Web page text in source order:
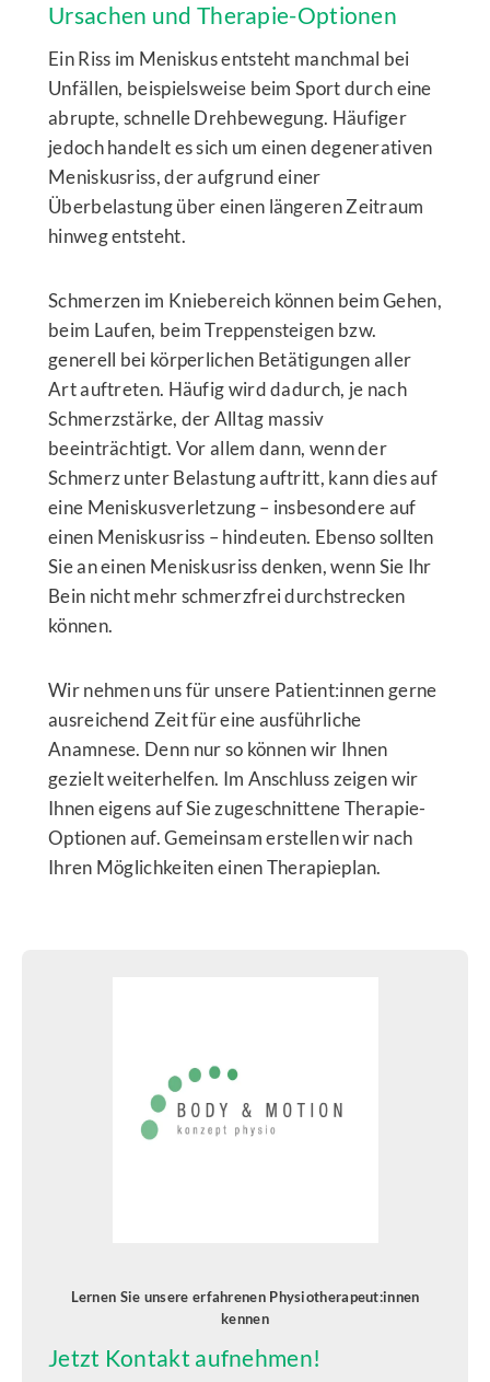
Ursachen und Therapie-Optionen
Ein Riss im Meniskus entsteht manchmal bei
Unfällen, beispielsweise beim Sport durch eine
abrupte, schnelle Drehbewegung. Häufiger
jedoch handelt es sich um einen degenerativen
Meniskusriss, der aufgrund einer
Überbelastung über einen längeren Zeitraum
hinweg entsteht.
Schmerzen im Kniebereich können beim Gehen,
beim Laufen, beim Treppensteigen bzw.
generell bei körperlichen Betätigungen aller
Art auftreten. Häufig wird dadurch, je nach
Schmerzstärke, der Alltag massiv
beeinträchtigt. Vor allem dann, wenn der
Schmerz unter Belastung auftritt, kann dies auf
eine Meniskusverletzung – insbesondere auf
einen Meniskusriss – hindeuten. Ebenso sollten
Sie an einen Meniskusriss denken, wenn Sie Ihr
Bein nicht mehr schmerzfrei durchstrecken
können.
Wir nehmen uns für unsere Patient:innen gerne
ausreichend Zeit für eine ausführliche
Anamnese. Denn nur so können wir Ihnen
gezielt weiterhelfen. Im Anschluss zeigen wir
Ihnen eigens auf Sie zugeschnittene Therapie-
Optionen auf. Gemeinsam erstellen wir nach
Ihren Möglichkeiten einen Therapieplan.
Lernen Sie unsere erfahrenen Physiotherapeut:innen
kennen
Jetzt Kontakt aufnehmen!